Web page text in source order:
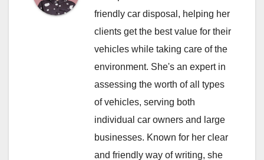
friendly car disposal, helping her
clients get the best value for their
vehicles while taking care of the
environment. She's an expert in
assessing the worth of all types
of vehicles, serving both
individual car owners and large
businesses. Known for her clear
and friendly way of writing, she